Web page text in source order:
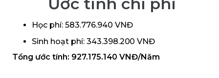
Học phí: 583.776.940 VNĐ
Sinh hoạt phí: 343.398.200 VNĐ
Tổng ước tính: 927.175.140 VNĐ/Năm